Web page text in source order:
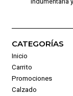
CATEGORÍAS
Inicio
Carrito
Promociones
Calzado